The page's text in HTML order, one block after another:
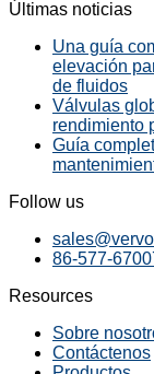
Últimas noticias
Una guía
elevación
de fluidos
Válvulas
rendimiento
Guía
Follow us
86-577-
Resources
Sobre
Contáctenos